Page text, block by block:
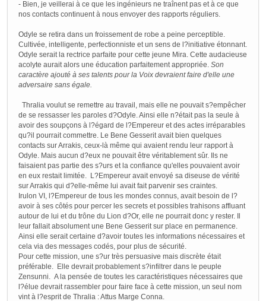
- Bien, je veillerai à ce que les ingénieurs ne traînent pas et à ce que
nos contacts continuent à nous envoyer des rapports réguliers.
Odyle se retira dans un froissement de robe a peine perceptible.
Cultivée, intelligente, perfectionniste et un sens de l?initiative étonnant.
Odyle serait la rectrice parfaite pour cette jeune Mira. Cette audacieuse
acolyte aurait alors une éducation parfaitement appropriée. Son
caractère ajouté à ses talents pour la Voix devraient faire d'elle une
adversaire sans égale.
Thralia voulut se remettre au travail, mais elle ne pouvait s?empêcher
de se ressasser les paroles d?Odyle. Ainsi elle n?était pas la seule à
avoir des soupçons à l?égard de l?Empereur et des actes irréparables
qu?il pourrait commettre. Le Bene Gesserit avait bien quelques
contacts sur Arrakis, ceux-là même qui avaient rendu leur rapport à
Odyle. Mais aucun d?eux ne pouvait être véritablement sûr. Ils ne
faisaient pas partie des s?urs et la confiance qu'elles pouvaient avoir
en eux restait limitée. L?Empereur avait envoyé sa diseuse de vérité
sur Arrakis qui d?elle-même lui avait fait parvenir ses craintes.
Irulon VI, l?Empereur de tous les mondes connus, avait besoin de l?
avoir à ses côtés pour percer les secrets et possibles trahisons affluant
autour de lui et du trône du Lion d?Or, elle ne pourrait donc y rester. Il
leur fallait absolument une Bene Gesserit sur place en permanence.
Ainsi elle serait certaine d?avoir toutes les informations nécessaires et
cela via des messages codés, pour plus de sécurité.
Pour cette mission, une s?ur très persuasive mais discrète était
préférable. Elle devrait probablement s?infiltrer dans le peuple
Zensunni. A la pensée de toutes les caractéristiques nécessaires que
l?élue devrait rassembler pour faire face à cette mission, un seul nom
vint à l?esprit de Thralia : Attus Marge Conna.